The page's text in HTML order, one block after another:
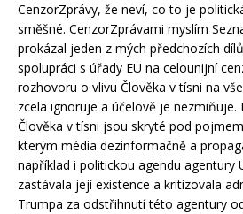
CenzorZprávy, že neví, co to je
směšné. CenzorZprávami myslím
prokázal jeden z mých předchozích
spolupráci s úřady EU na celounijní
rozhovoru o vlivu Člověka v tísni na
zcela ignoruje a účelově je nezmiňuje.
Člověka v tísni jsou skryté pod
kterým média dezinformačně a
například i politickou agendu agentury
zastávala její existence a kritizovala
Trumpa za odstřihnutí této agentury